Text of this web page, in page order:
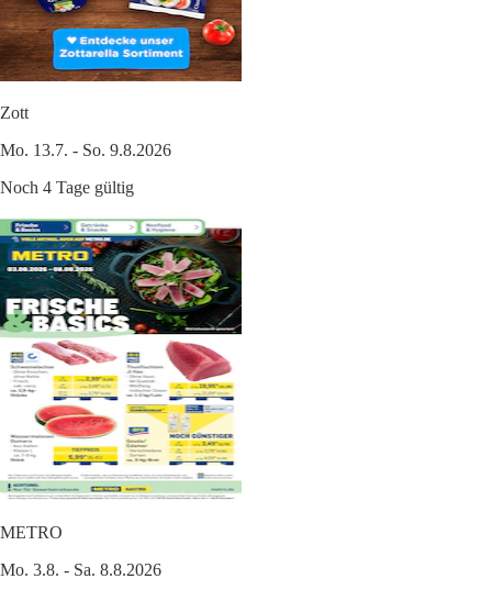
Zott
Mo. 13.7. - So. 9.8.2026
Noch 4 Tage gültig
METRO
Mo. 3.8. - Sa. 8.8.2026